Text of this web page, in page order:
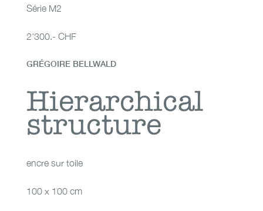
Série M2
2'300.- CHF
Hierarchical
structure
GRÉGOIRE BELLWALD
Hierarchical
structure
encre sur toile
100 x 100 cm